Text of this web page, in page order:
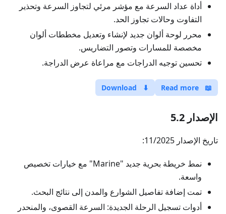
أداة عداد السرعة مع مؤشر مرئي لتجاوز السرعة وتحذير
التفاوت وحالات تجاوز الحد.
محرر لوحة ألوان جديد لإنشاء وتعديل مخططات ألوان
مخصصة للمسارات وتصور التضاريس.
تحسين توجيه الدراجات مع مراعاة عرض الدراجة.
📖
Read more
⬇
Download
الإصدار 5.2
تاريخ الإصدار 11/2025:
نمط خريطة بحرية جديد "Marine" مع خيارات تخصيص
واسعة.
تمت إضافة تفاصيل الشوارع والمدن إلى نتائج البحث.
أدوات تسجيل الرحلة الجديدة: السرعة القصوى، والمنحدر